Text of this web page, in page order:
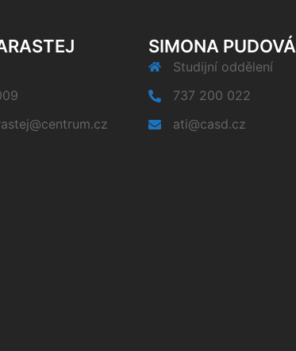
SIMONA PUDOVÁ
Studijní oddělení
737 200 022
ati@casd.cz